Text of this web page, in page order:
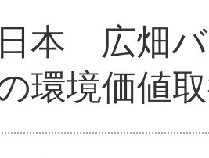
本 広畑
環境価値